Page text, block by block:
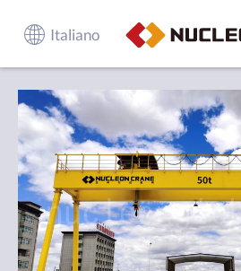
Italiano